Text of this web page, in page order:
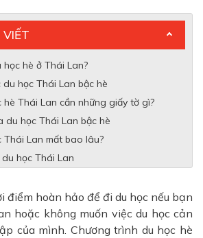
VIẾT
hè ở Thái Lan?
du học Thái Lan bậc hè
hè Thái Lan cần những giấy tờ gì?
du học Thái Lan bậc hè
Thái Lan mất bao lâu?
học Thái Lan
điểm hoàn hảo để đi du học nếu bạn
hoặc không muốn việc du học cản
của mình. Chương trình du học hè